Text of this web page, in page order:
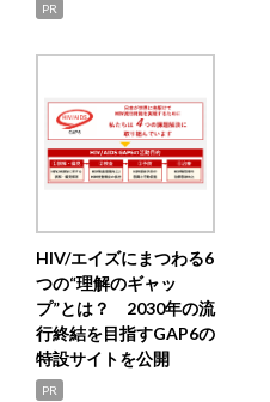
PR
HIV/エイズにまつわる6
つの“理解のギャッ
プ”とは？ 2030年の流
行終結を目指すGAP6の
特設サイトを公開
PR